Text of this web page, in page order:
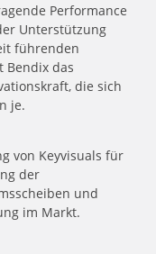
Performance
Unterstützung
führenden
Bendix das
die sich
je.
von Keyvisuals für
der
und
im Markt.